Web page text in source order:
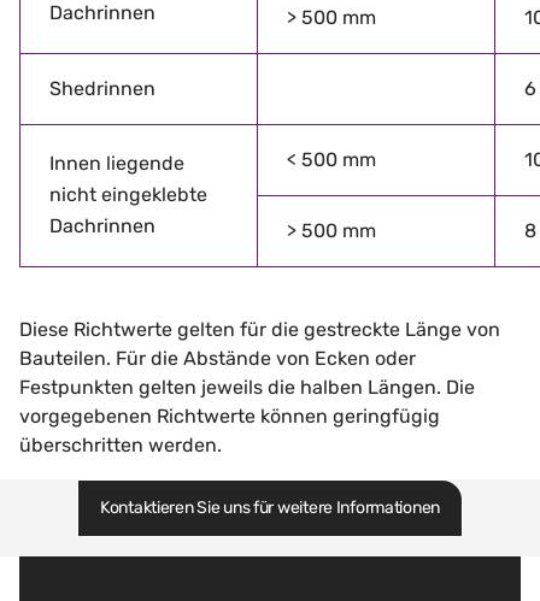
Dachrinnen
> 500 mm
Shedrinnen 6
Innen liegende
nicht eingeklebte
Dachrinnen
< 500 mm
> 500 mm
Diese Richtwerte gelten für die gestreckte Länge von
Bauteilen. Für die Abstände von Ecken oder
Festpunkten gelten jeweils die halben Längen. Die
vorgegebenen Richtwerte können geringfügig
überschritten werden.
Kontaktieren Sie uns für weitere Informationen